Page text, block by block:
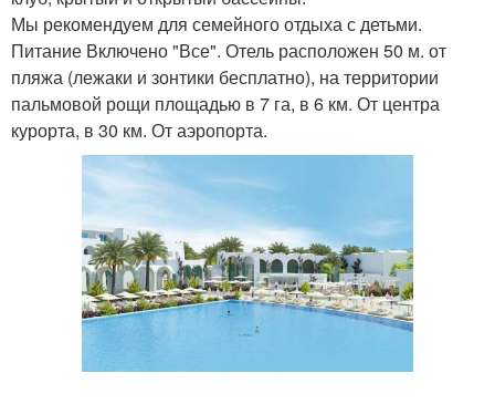
Мы рекомендуем для семейного отдыха с детьми.
Питание Включено "Все". Отель расположен 50 м. от
пляжа (лежаки и зонтики бесплатно), на территории
пальмовой рощи площадью в 7 га, в 6 км. От центра
курорта, в 30 км. От аэропорта.